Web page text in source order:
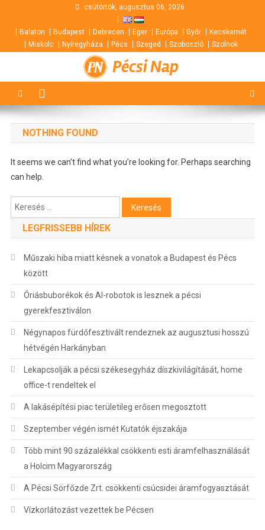
content
csütörtök, augusztus 06, 2026
Balaton Budapest Debrecen Eger Európa Győr
Kecskemét
Miskolc
Nyíregyháza Pécs Szeged Szoboszló Szolnok
Pécsi Nap
NOTHING FOUND
It seems we can’t find what you’re looking for. Perhaps searching
can help.
Keresés:
LEGFRISSEBB HÍREK
Műszaki hiba miatt késnek a vonatok a Budapest és Pécs
között
Óriásbuborékok és AI-robotok is lesznek a pécsi
gyerekfesztiválon
Négynapos fürdőfesztivált rendeznek az augusztusi hosszú
hétvégén Harkányban
Lekapcsolják a pécsi székesegyház díszkivilágítását, home
office-t rendeltek el
A lakásépítési piac területileg erősen megosztott
Szeptember végén ismét Kutatók éjszakája
Több mint 90 százalékkal csökkenti esti áramfelhasználását
a Holcim Magyarország
A Pécsi Sörfőzde Zrt. csökkenti csúcsidei áramfogyasztását
Vízkorlátozást vezettek be Pécsen